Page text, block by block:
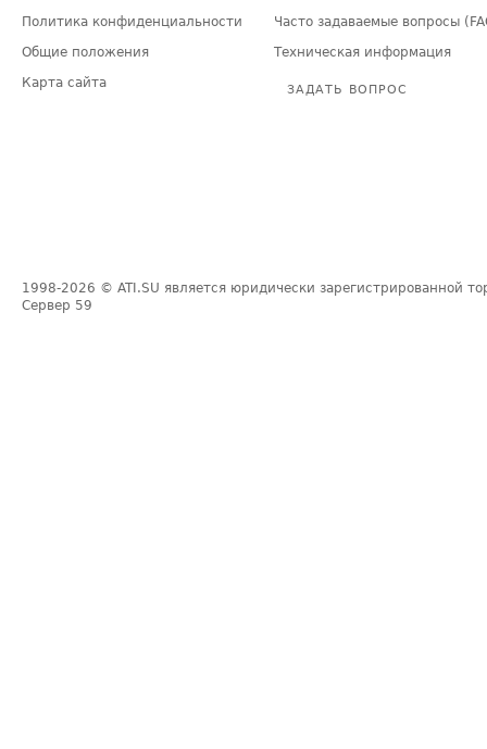
Политика конфиденциальности
Общие положения
Карта сайта
Часто задаваемые вопросы
Техническая информация
ЗАДАТЬ ВОПРОС
1998-2026 © ATI.SU является юридически зарегистрированной
Сервер 59